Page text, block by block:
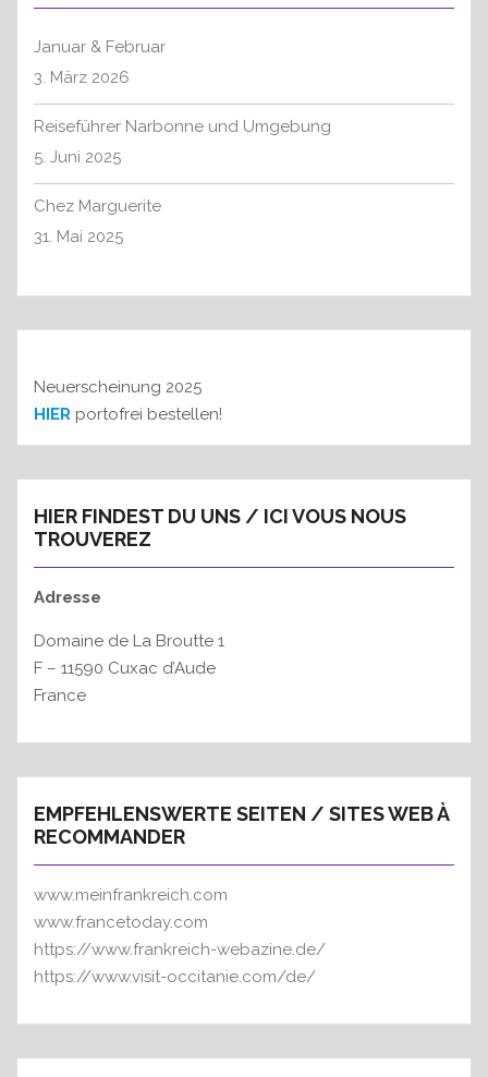
n
a
:
Januar & Februar
3. März 2026
Reiseführer Narbonne und Umgebung
5. Juni 2025
Chez Marguerite
31. Mai 2025
Neuerscheinung 2025
HIER portofrei bestellen!
HIER FINDEST DU UNS / ICI VOUS NOUS
TROUVEREZ
Adresse
Domaine de La Broutte 1
F – 11590 Cuxac d’Aude
France
EMPFEHLENSWERTE SEITEN / SITES WEB À
RECOMMANDER
www.meinfrankreich.com
www.francetoday.com
https://www.frankreich-webazine.de/
https://www.visit-occitanie.com/de/